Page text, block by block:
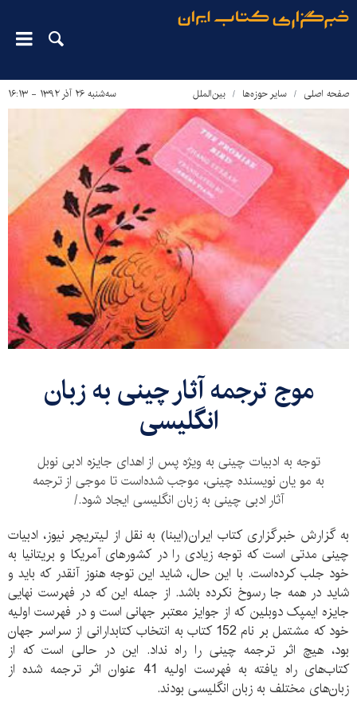
صفحه اصلی سایر حوزه‌ها بین‌الملل سه‌شنبه ۲۶ آذر ۱۳۹۲ - ۱۶:۱۳
موج ترجمه آثار چینی به زبان
انگلیسی
توجه به ادبیات چینی به ویژه پس از اهدای جایزه ادبی نوبل
به مو یان نویسنده چینی، موجب شده‌است تا موجی از ترجمه
آثار ادبی چینی به زبان انگلیسی ایجاد شود./
به گزارش خبرگزاری کتاب ایران(ایبنا) به نقل از لیتریچر نیوز، ادبیات
چینی مدتی است که توجه زیادی را در کشورهای آمریکا و بریتانیا به
خود جلب کرده‌است. با این حال، شاید این توجه هنوز آنقدر که باید و
شاید در همه جا رسوخ نکرده باشد. از جمله این که در فهرست نهایی
جایزه ایمپک دوبلین که از جوایز معتبر جهانی است و در فهرست اولیه
خود که مشتمل بر نام 152 کتاب به انتخاب کتابدارانی از سراسر جهان
بود،‌ هیچ اثر ترجمه چینی را راه نداد. این در حالی است که از
کتاب‌های راه یافته به فهرست اولیه 41 عنوان اثر ترجمه شده از
زبان‌های مختلف به زبان انگلیسی بودند.